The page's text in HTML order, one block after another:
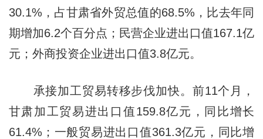
30.1%，占甘肃省外贸总值的68.5%，比去年同
期增加6.2个百分点；民营企业进出口值167.1亿
元；外商投资企业进出口值3.8亿元。
承接加工贸易转移步伐加快。前11个月，
甘肃加工贸易进出口值159.8亿元，同比增长
61.4%；一般贸易进出口值361.3亿元，同比增